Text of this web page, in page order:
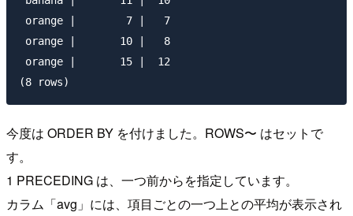
orange |        7 |   7
orange |       10 |   8
orange |       15 |  12
今度は ORDER BY を付けました。ROWS〜 はセットで
す。
1 PRECEDING は、一つ前からを指定しています。
カラム「avg」には、項目ごとの一つ上との平均が表示され